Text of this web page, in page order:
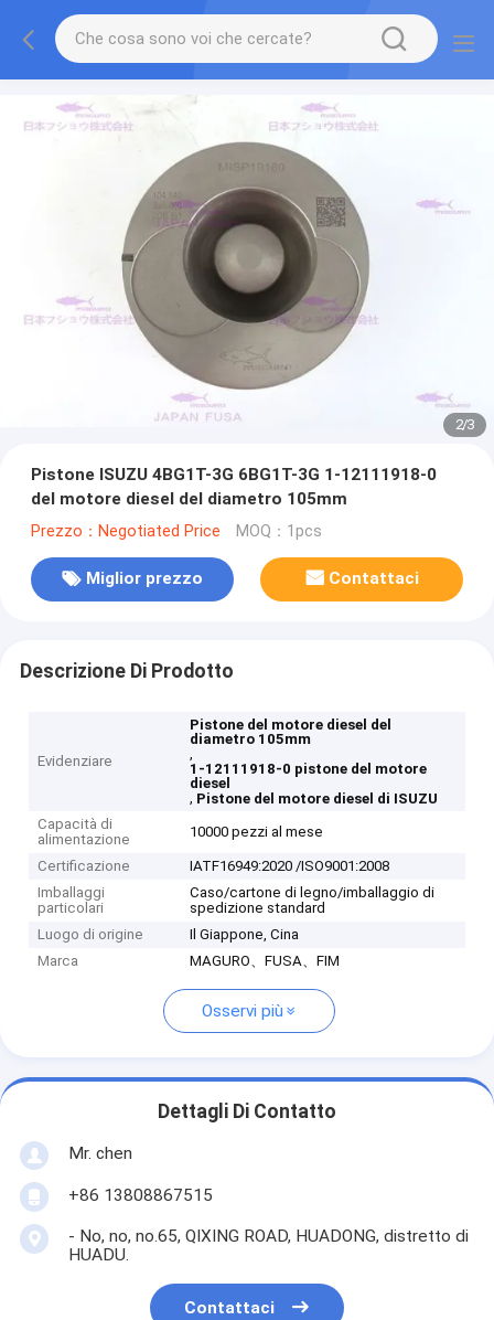
2/3
Pistone ISUZU 4BG1T-3G 6BG1T-3G 1-12111918-0
del motore diesel del diametro 105mm
Prezzo：Negotiated Price MOQ：1pcs
Miglior prezzo Contattaci
Descrizione Di Prodotto
Evidenziare
Pistone del motore diesel del
diametro 105mm
,
1-12111918-0 pistone del motore
diesel
, Pistone del motore diesel di ISUZU
Capacità di
alimentazione
10000 pezzi al mese
Certificazione
IATF16949:2020 /ISO9001:2008
Imballaggi
particolari
Caso/cartone di legno/imballaggio di
spedizione standard
Luogo di origine
Il Giappone, Cina
Marca
MAGURO、FUSA、FIM
Osservi più
Dettagli Di Contatto
Mr. chen
+86 13808867515
- No, no, no.65, QIXING ROAD, HUADONG, distretto di
HUADU.
Contattaci